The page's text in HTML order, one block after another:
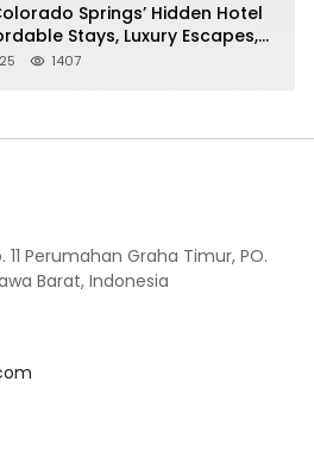
Springs’ Hidden Hotel
Stays, Luxury Escapes,
In Between!
1407
11 Perumahan Graha Timur, PO.
Barat, Indonesia